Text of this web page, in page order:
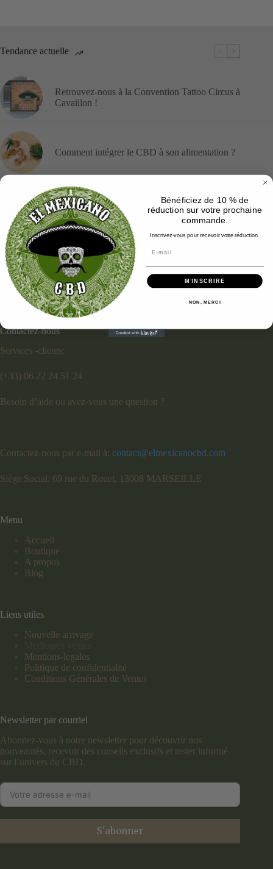
Tendance actuelle
Retrouvez-nous à la Convention Tattoo Circus à
Cavaillon !
Comment intégrer le CBD à son alimentation ?
Les résines de CBD
Tout savoir sur les fleurs de CBD
Contactez-nous
Services -clients:
(+33) 06 22 24 51 24
Besoin d’aide ou avez-vous une question ?
Contactez-nous par e-mail à: contact@elmexicanocbd.com
Siège Social: 69 rue du Rouet, 13008 MARSEILLE
Menu
Accueil
Boutique
A propos
Blog
Liens utiles
Nouvelle arrivage
Mentions-legales
Politique de confidentialité
Conditions Générales de Ventes
Newsletter par courriel
Abonnez-vous à notre newsletter pour découvrir nos
nouveautés, recevoir des conseils exclusifs et rester informé
sur l’univers du CBD.
S'abonner
Bénéficiez de 10 % de
réduction sur votre prochaine
commande.
Inscrivez-vous pour recevoir votre réduction.
M’INSCRIRE
NON, MERCI